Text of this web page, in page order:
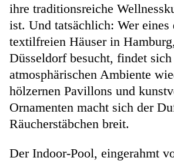
ihre traditionsreiche
ist. Und tatsächlich: Wer eines
textilfreien Häuser in
Düsseldorf besucht, findet
atmosphärischen Ambiente
hölzernen Pavillons und
Ornamenten macht sich der
Räucherstäbchen breit.
Der Indoor-Pool, eingerahmt